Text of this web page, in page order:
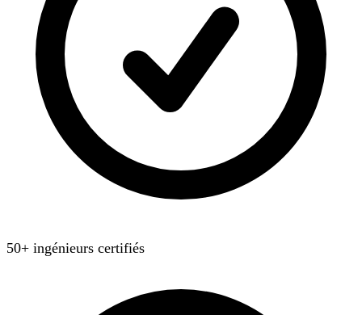
50+ ingénieurs certifiés